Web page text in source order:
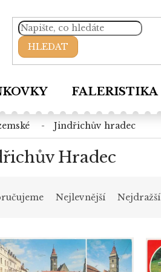
HLEDAT
FALERISTIKA
jindřichův hradec
Hradec
Nejlevnější Nejdražší